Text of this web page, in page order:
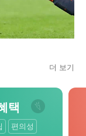
더 보기
택
편의성